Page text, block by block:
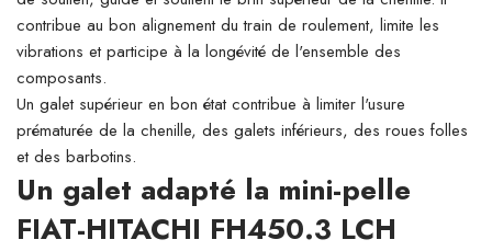
contribue au bon alignement du train de roulement, limite les
vibrations et participe à la longévité de l'ensemble des
composants.
Un galet supérieur en bon état contribue à limiter l'usure
prématurée de la chenille, des galets inférieurs, des roues folles
et des barbotins.
Un galet adapté la mini-pelle
FIAT-HITACHI FH450.3 LCH